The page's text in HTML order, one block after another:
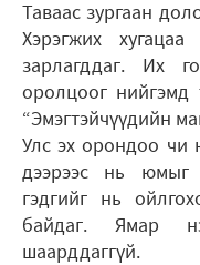
Таваас зургаан
Хэрэгжих
зарлагддаг. Их
оролцоог нийгэмд
“Эмэгтэйчүүдийн
Улс эх орондоо чи
дээрээс нь
гэдгийг нь
байдаг. Ямар
шаарддаггүй.